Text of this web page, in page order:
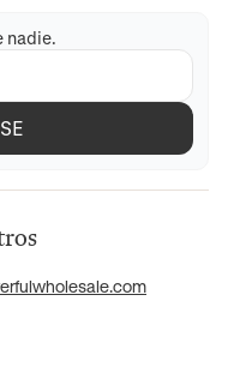
nadie.